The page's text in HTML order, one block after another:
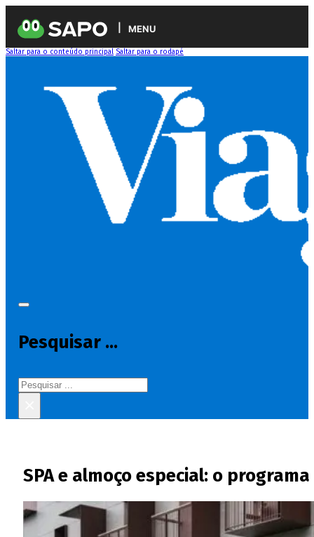
MENU
Saltar para o conteúdo principal Saltar para o rodapé
Pesquisar ...
Pesquisar
SPA e almoço especial: o